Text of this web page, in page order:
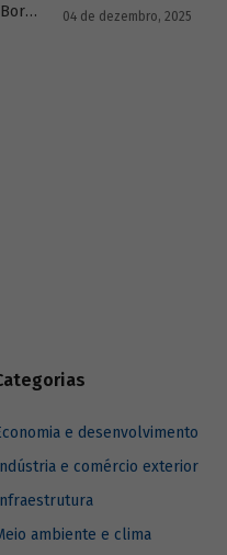
concentração de terras
04 de dezembro, 2025
e desenvolvimento
e comércio exterior
ambiente e clima